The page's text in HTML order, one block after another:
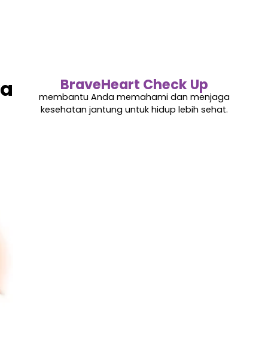
BraveHeart Check Up
membantu Anda memahami dan menjaga
kesehatan jantung untuk hidup lebih sehat.